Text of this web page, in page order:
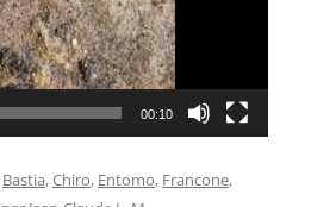
00:10
Bastia,Chiro, Entomo, Francone,